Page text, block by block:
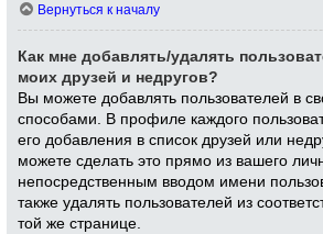
Вернуться к началу
Как мне добавлять/удалять
моих друзей и недругов?
Вы можете добавлять пользователей в
способами. В профиле каждого
его добавления в список друзей или
можете сделать это прямо из вашего
непосредственным вводом имени
также удалять пользователей из
той же странице.